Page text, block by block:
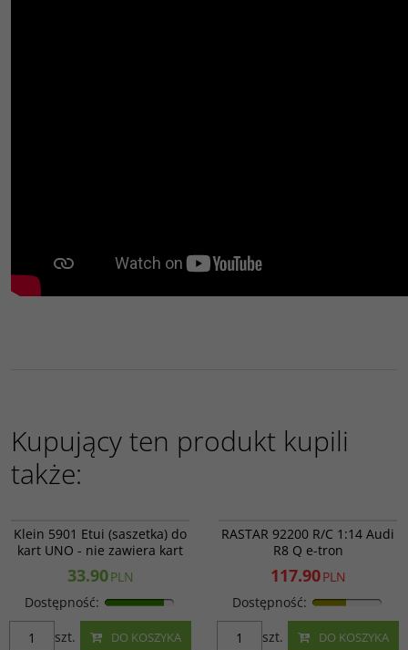
Kupujący ten produkt kupili
także:
BESTSELLER
Klein 5901 Etui (saszetka) do
kart UNO - nie zawiera kart
33.90PLN
Dostępność:
DO KOSZYKA
szt.
PROMOCJA
RASTAR 92200 R/C 1:14 Audi
R8 Q e-tron
117.90PLN
Dostępność:
DO KOSZYKA
szt.